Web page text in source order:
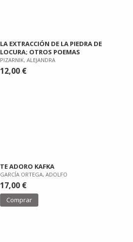
LA EXTRACCIÓN DE LA PIEDRA DE
LOCURA; OTROS POEMAS
PIZARNIK, ALEJANDRA
12,00 €
TE ADORO KAFKA
GARCÍA ORTEGA, ADOLFO
17,00 €
Comprar